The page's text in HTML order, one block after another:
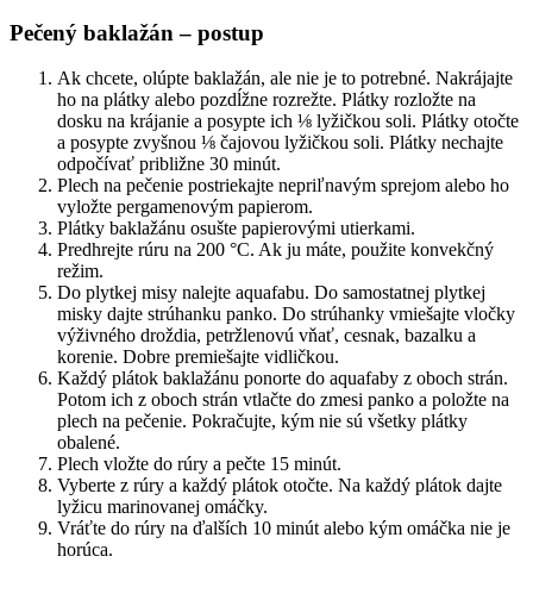
Pečený baklažán – postup
Ak chcete, olúpte baklažán, ale nie je to potrebné. Nakrájajte
ho na plátky alebo pozdĺžne rozrežte. Plátky rozložte na
dosku na krájanie a posypte ich ⅛ lyžičkou soli. Plátky otočte
a posypte zvyšnou ⅛ čajovou lyžičkou soli. Plátky nechajte
odpočívať približne 30 minút.
Plech na pečenie postriekajte nepriľnavým sprejom alebo ho
vyložte pergamenovým papierom.
Plátky baklažánu osušte papierovými utierkami.
Predhrejte rúru na 200 °C. Ak ju máte, použite konvekčný
režim.
Do plytkej misy nalejte aquafabu. Do samostatnej plytkej
misky dajte strúhanku panko. Do strúhanky vmiešajte vločky
výživného droždia, petržlenovú vňať, cesnak, bazalku a
korenie. Dobre premiešajte vidličkou.
Každý plátok baklažánu ponorte do aquafaby z oboch strán.
Potom ich z oboch strán vtlačte do zmesi panko a položte na
plech na pečenie. Pokračujte, kým nie sú všetky plátky
obalené.
Plech vložte do rúry a pečte 15 minút.
Vyberte z rúry a každý plátok otočte. Na každý plátok dajte
lyžicu marinovanej omáčky.
Vráťte do rúry na ďalších 10 minút alebo kým omáčka nie je
horúca.